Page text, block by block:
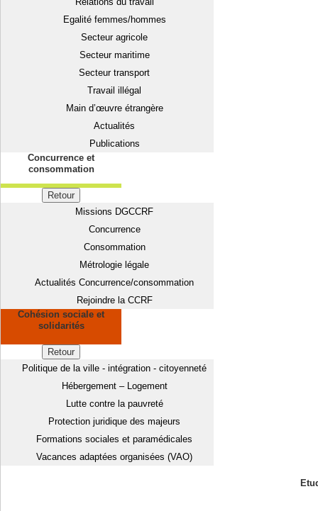
Egalité femmes/hommes
Secteur agricole
Secteur maritime
Secteur transport
Travail illégal
Main d’œuvre étrangère
Actualités
Publications
Concurrence et
consommation
Retour
Missions DGCCRF
Concurrence
Consommation
Métrologie légale
Actualités Concurrence/consommation
Rejoindre la CCRF
Cohésion sociale et
solidarités
Retour
Politique de la ville - intégration - citoyenneté
Hébergement – Logement
Lutte contre la pauvreté
Protection juridique des majeurs
Formations sociales et paramédicales
Vacances adaptées organisées (VAO)